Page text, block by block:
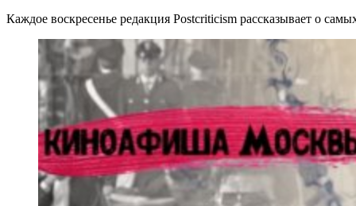
Каждое воскресенье редакция Postcriticism рассказывает о